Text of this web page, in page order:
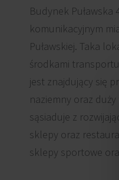
Budynek
komunikacyjnym
Puławskiej. Taka
środkami
jest znajdujący się
naziemny oraz
sąsiaduje z
sklepy oraz
sklepy sportowe